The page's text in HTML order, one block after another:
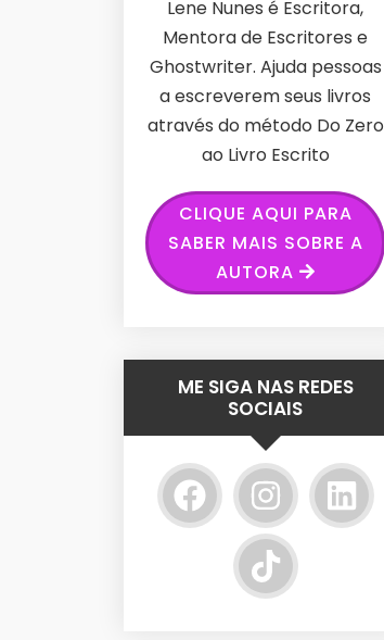
Lene Nunes é Escritora,
Mentora de Escritores e
Ghostwriter. Ajuda pessoas
a escreverem seus livros
através do método Do Zero
ao Livro Escrito
CLIQUE AQUI PARA
SABER MAIS SOBRE A
AUTORA
ME SIGA NAS REDES
SOCIAIS